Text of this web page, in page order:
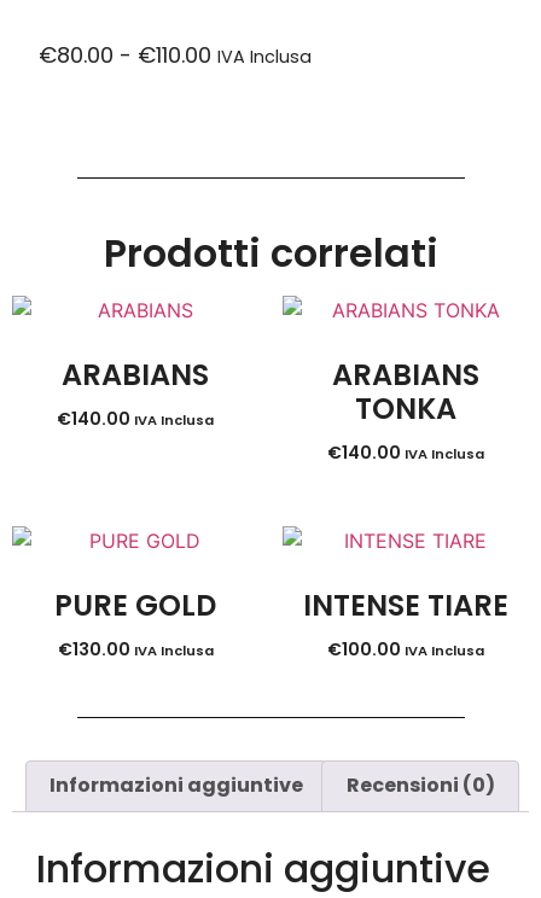
€80.00 - €110.00 IVA Inclusa
Prodotti correlati
ARABIANS
€140.00 IVA Inclusa
ARABIANS
TONKA
€140.00 IVA Inclusa
PURE GOLD
€130.00 IVA Inclusa
INTENSE TIARE
€100.00 IVA Inclusa
Informazioni aggiuntive Recensioni (0)
Informazioni aggiuntive